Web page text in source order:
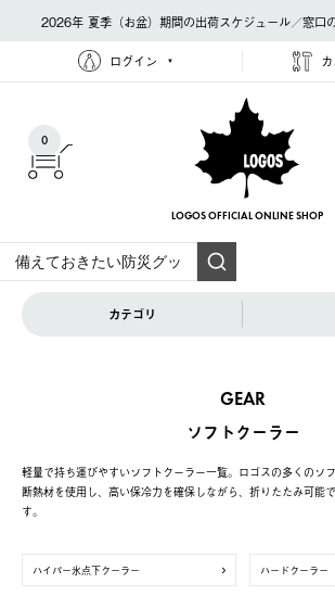
2026年 夏季（お盆）期間の出荷スケジュール／窓口
ログイン
0
LOGOS OFFICIAL ONLINE SHOP
カテゴリ
GEAR
ソフトクーラー
軽量で持ち運びやすいソフトクーラー一覧。ロゴスの多くのソ
断熱材を使用し、高い保冷力を確保しながら、折りたたみ可能
す。
ハイパー氷点下クーラー ハードクーラー